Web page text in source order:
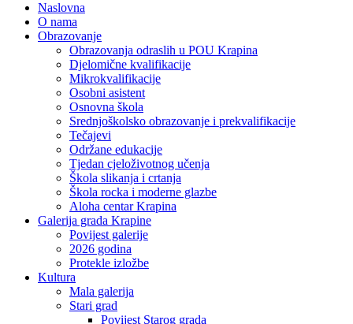
Naslovna
O nama
Obrazovanje
Obrazovanja odraslih u POU Krapina
Djelomične kvalifikacije
Mikrokvalifikacije
Osobni asistent
Osnovna škola
Srednjoškolsko obrazovanje i prekvalifikacije
Tečajevi
Održane edukacije
Tjedan cjeloživotnog učenja
Škola slikanja i crtanja
Škola rocka i moderne glazbe
Aloha centar Krapina
Galerija grada Krapine
Povijest galerije
2026 godina
Protekle izložbe
Kultura
Mala galerija
Stari grad
Povijest Starog grada